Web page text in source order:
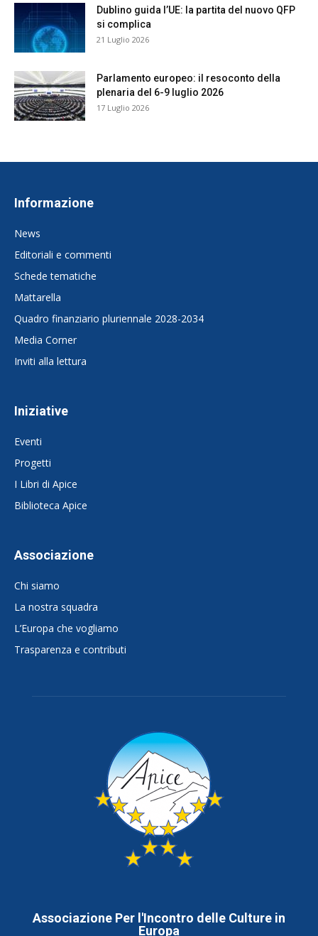
Dublino guida l’UE: la partita del nuovo QFP
si complica
21 Luglio 2026
Parlamento europeo: il resoconto della
plenaria del 6-9 luglio 2026
17 Luglio 2026
Informazione
News
Editoriali e commenti
Schede tematiche
Mattarella
Quadro finanziario pluriennale 2028-2034
Media Corner
Inviti alla lettura
Iniziative
Eventi
Progetti
I Libri di Apice
Biblioteca Apice
Associazione
Chi siamo
La nostra squadra
L’Europa che vogliamo
Trasparenza e contributi
Associazione Per l'Incontro delle Culture in
Europa